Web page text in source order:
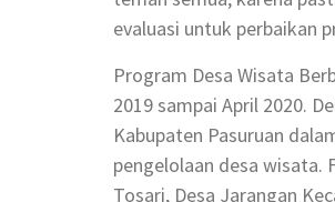
evaluasi untuk perbaikan
Program Desa Wisata
2019 sampai April 2020.
Kabupaten Pasuruan
pengelolaan desa wisata.
Tosari, Desa Jarangan